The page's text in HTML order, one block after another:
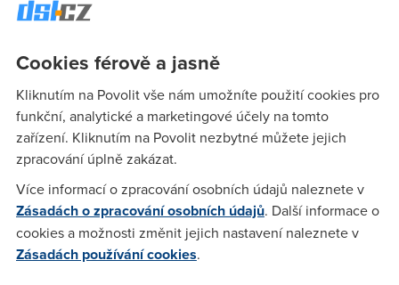
Chcete poradit s výběrem?
Zavoláme vám zdarma zpět.
Popis služby
SVodafone Mobilním připojení 10 GB
Cookies férově a jasně
Kliknutím na Povolit vše nám umožníte použití cookies pro
funkční, analytické a marketingové účely na tomto
zařízení. Kliknutím na Povolit nezbytné můžete jejich
zpracování úplně zakázat.
Více informací o zpracování osobních údajů naleznete v
Zásadách o zpracování osobních údajů. Další informace o
cookies a možnosti změnit jejich nastavení naleznete v
Zásadách používání cookies.